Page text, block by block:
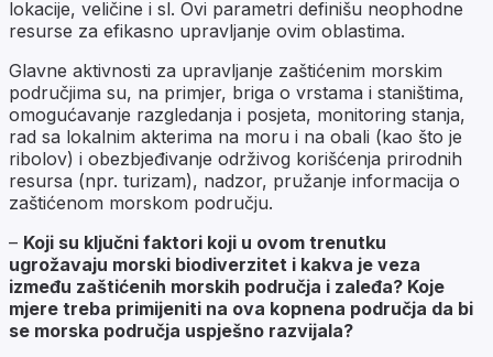
lokacije, veličine i sl. Ovi parametri definišu neophodne
resurse za efikasno upravljanje ovim oblastima.
Glavne aktivnosti za upravljanje zaštićenim morskim
područjima su, na primjer, briga o vrstama i staništima,
omogućavanje razgledanja i posjeta, monitoring stanja,
rad sa lokalnim akterima na moru i na obali (kao što je
ribolov) i obezbjeđivanje održivog korišćenja prirodnih
resursa (npr. turizam), nadzor, pružanje informacija o
zaštićenom morskom području.
– Koji su ključni faktori koji u ovom trenutku
ugrožavaju morski biodiverzitet i kakva je veza
između zaštićenih morskih područja i zaleđa? Koje
mjere treba primijeniti na ova kopnena područja da bi
se morska područja uspješno razvijala?